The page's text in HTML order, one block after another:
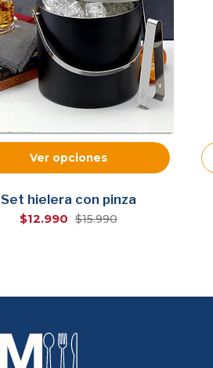
Ver opciones
Set hielera con pinza
$12.990 $15.990